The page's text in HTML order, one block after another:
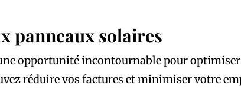
panneaux solaires
opportunité incontournable pour
réduire vos factures et minimiser votre